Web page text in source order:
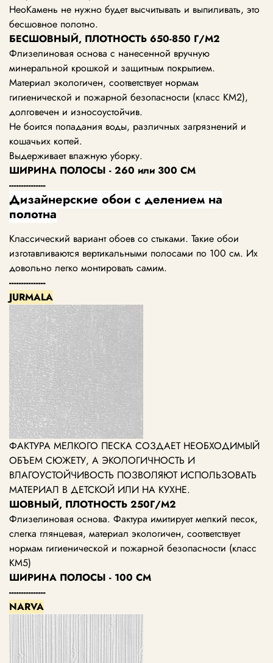
НеоКамень не нужно будет высчитывать и выпиливать, это
бесшовное полотно.
БЕСШОВНЫЙ, ПЛОТНОСТЬ 650-850 Г/М2
Флизелиновая основа с нанесенной вручную
минеральной крошкой и защитным покрытием.
Материал экологичен, соответствует нормам
гигиенической и пожарной безопасности (класс KM2),
долговечен и износоустойчив.
Не боится попадания воды, различных загрязнений и
кошачьих когтей.
Выдерживает влажную уборку.
ШИРИНА ПОЛОСЫ - 260 или 300 СМ
---------------
Дизайнерские обои с делением на
полотна
Классический вариант обоев со стыками. Такие обои
изготавливаются вертикальными полосами по 100 см. Их
довольно легко монтировать самим.
---------------
JURMALA
ФАКТУРА МЕЛКОГО ПЕСКА СОЗДАЕТ НЕОБХОДИМЫЙ
ОБЪЕМ СЮЖЕТУ, А ЭКОЛОГИЧНОСТЬ И
ВЛАГОУСТОЙЧИВОСТЬ ПОЗВОЛЯЮТ ИСПОЛЬЗОВАТЬ
МАТЕРИАЛ В ДЕТСКОЙ ИЛИ НА КУХНЕ.
ШОВНЫЙ, ПЛОТНОСТЬ 250Г/М2
Флизелиновая основа. Фактура имитирует мелкий песок,
слегка глянцевая, материал экологичен, соответствует
нормам гигиенической и пожарной безопасности (класс
КМ5)
ШИРИНА ПОЛОСЫ - 100 СМ
---------------
NARVA